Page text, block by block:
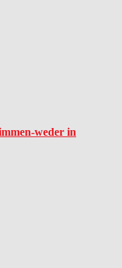
weder in